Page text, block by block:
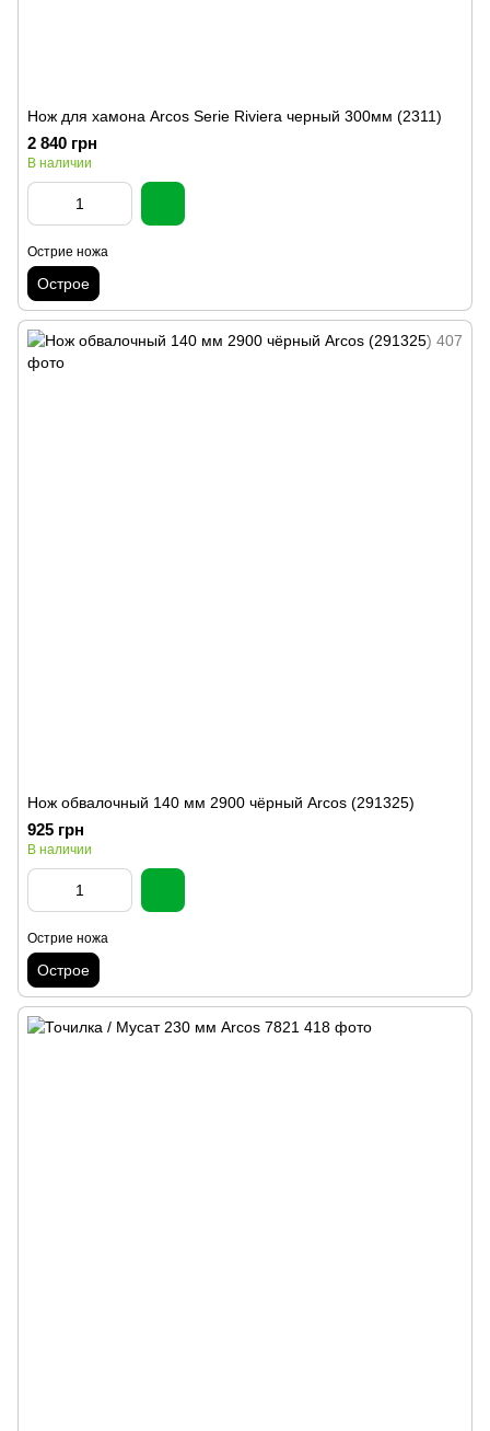
Нож для хамона Arcos Serie Riviera черный 300мм (2311)
2 840 грн
В наличии
Острие ножа
Острое
Нож обвалочный 140 мм 2900 чёрный Arcos (291325)
925 грн
В наличии
Острие ножа
Острое